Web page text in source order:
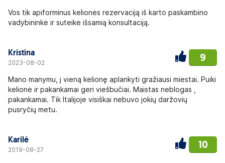
Vos tik apiforminus kelionės rezervaciją iš karto paskambino
vadybininkė ir suteikė išsamią konsultaciją.
Kristina
2023-08-02 9
Mano manymu, į vieną kelionę aplankyti gražiausi miestai. Puiki
kelionė ir pakankamai geri viešbučiai. Maistas neblogas ,
pakankamai. Tik Italijoje visiškai nebuvo jokių daržovių
pusryčių metu.
Karilė
2019-08-27 10